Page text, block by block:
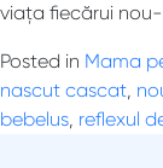
viața fiecărui
Posted in Mama
nascut cascat,
bebelus, reflexul